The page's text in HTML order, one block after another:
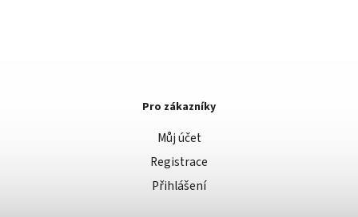
Pro zákazníky
Můj účet
Registrace
Přihlášení